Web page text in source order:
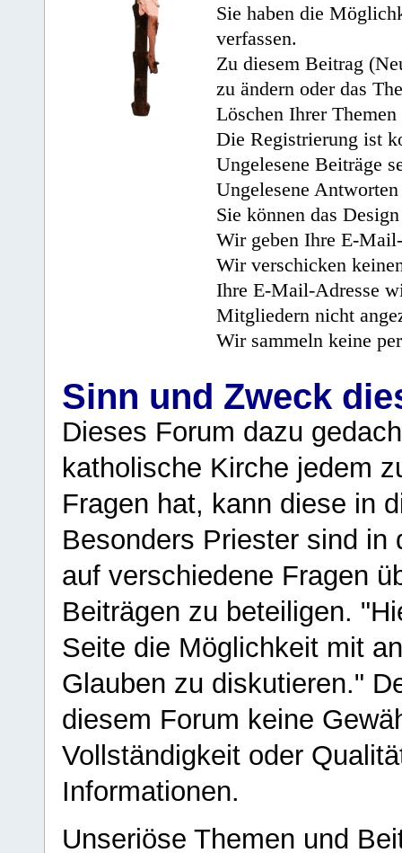
Sie haben die
verfassen.
Zu diesem Beitrag
zu ändern oder das
Löschen Ihrer
Die Registrierung ist
Ungelesene Beiträge
Ungelesene
Sie können das
Wir geben Ihre E-
Wir verschicken
Ihre E-Mail-Adresse
Mitgliedern nicht
Wir sammeln keine
Sinn und Zweck
Dieses Forum dazu
katholische Kirche jedem
Fragen hat, kann diese in
Besonders Priester sind in
auf verschiedene Fragen
Beiträgen zu beteiligen.
Seite die Möglichkeit mit
Glauben zu diskutieren."
diesem Forum keine
Vollständigkeit oder
Informationen.
Unseriöse Themen und